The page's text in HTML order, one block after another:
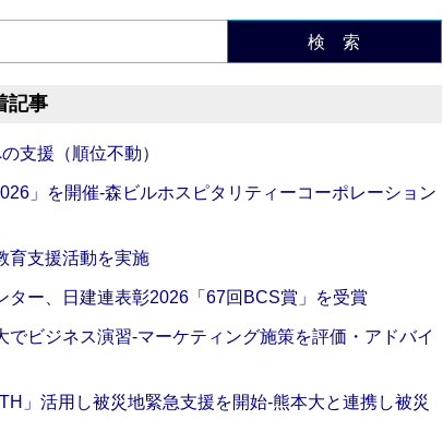
検 索
記事
支援（順位不動）
」を開催‐森ビルホスピタリティーコーポレーション
育支援活動を実施
ター、日建連表彰2026「67回BCS賞」を受賞
でビジネス演習‐マーケティング施策を評価・アドバイ
」活用し被災地緊急支援を開始‐熊本大と連携し被災